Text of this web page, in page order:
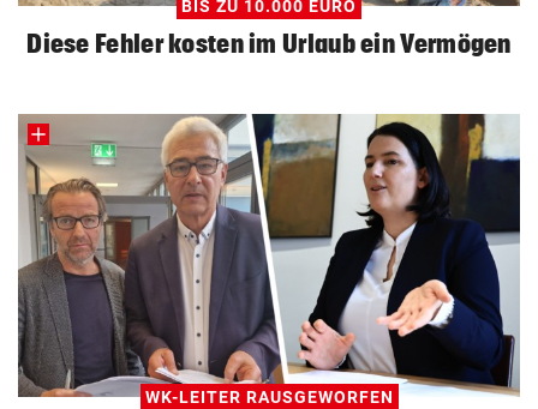
BIS ZU 10.000 EURO
Diese Fehler kosten im Urlaub ein Vermögen
WK-LEITER RAUSGEWORFEN